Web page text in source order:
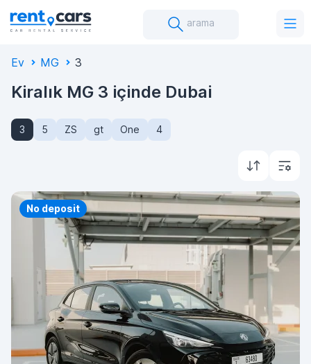
arama
Ev MG 3
Kiralık MG 3 içinde Dubai
3 5 ZS gt One 4
Priority
No deposit